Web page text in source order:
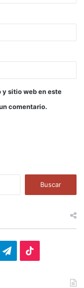
sitio web en este
comentario.
: